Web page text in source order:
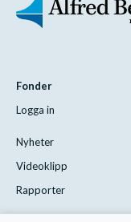
Fonder
Logga in
Nyheter
Videoklipp
Rapporter